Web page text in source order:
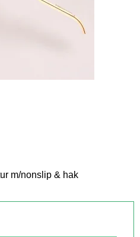
m/nonslip & hak